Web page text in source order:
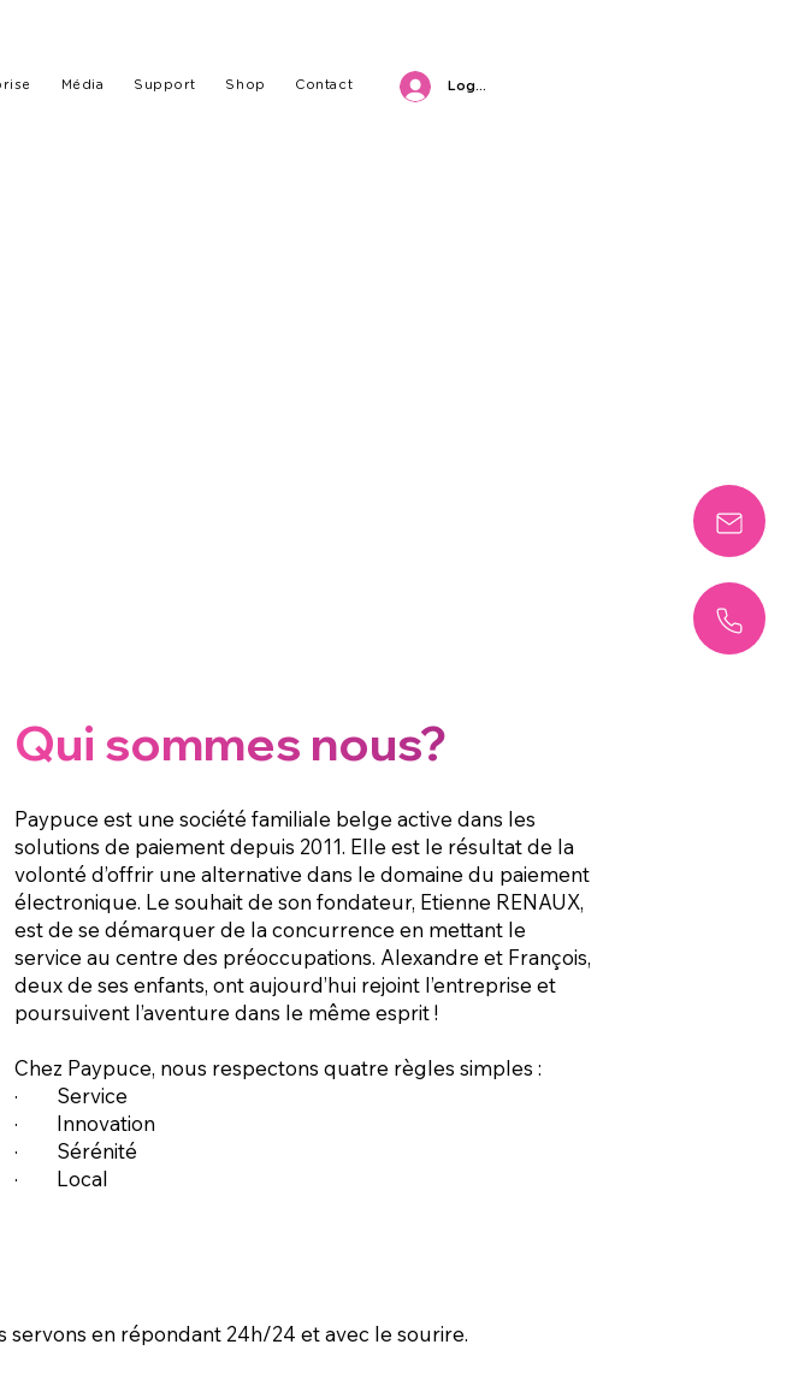
Média Support Shop Contact Log in
Qui sommes nous?
Paypuce est une société familiale belge active dans les
solutions de paiement depuis 2011. Elle est le résultat de la
volonté d’offrir une alternative dans le domaine du paiement
électronique. Le souhait de son fondateur, Etienne RENAUX,
est de se démarquer de la concurrence en mettant le
service au centre des préoccupations. Alexandre et François,
deux de ses enfants, ont aujourd’hui rejoint l’entreprise et
poursuivent l’aventure dans le même esprit !
Chez Paypuce, nous respectons quatre règles simples :
· Service
· Innovation
· Sérénité
· Local
servons en répondant 24h/24 et avec le sourire.